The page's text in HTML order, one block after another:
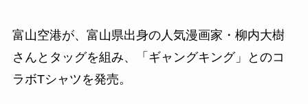
富山空港が、富山県出身の人気漫画家・柳内大樹
さんとタッグを組み、「ギャングキング」とのコ
ラボTシャツを発売。